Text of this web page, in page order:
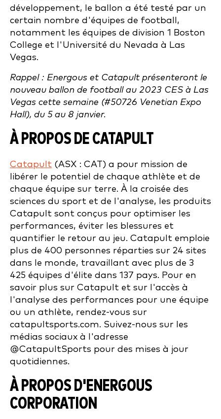
développement, le ballon a été testé par un
certain nombre d'équipes de football,
notamment les équipes de division 1 Boston
College et l'Université du Nevada à Las
Vegas.
Rappel : Energous et Catapult présenteront le
nouveau ballon de football au 2023 CES à Las
Vegas cette semaine (#50726 Venetian Expo
Hall), du 5 au 8 janvier.
À PROPOS DE CATAPULT
Catapult (ASX : CAT) a pour mission de
libérer le potentiel de chaque athlète et de
chaque équipe sur terre. À la croisée des
sciences du sport et de l'analyse, les produits
Catapult sont conçus pour optimiser les
performances, éviter les blessures et
quantifier le retour au jeu. Catapult emploie
plus de 400 personnes réparties sur 24 sites
dans le monde, travaillant avec plus de 3
425 équipes d'élite dans 137 pays. Pour en
savoir plus sur Catapult et sur l'accès à
l'analyse des performances pour une équipe
ou un athlète, rendez-vous sur
catapultsports.com. Suivez-nous sur les
médias sociaux à l'adresse
@CatapultSports pour des mises à jour
quotidiennes.
À PROPOS D'ENERGOUS
CORPORATION